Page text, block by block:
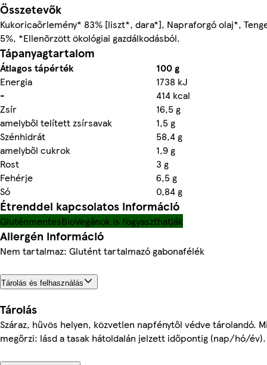
Összetevők
Kukoricaőrlemény* 83% [liszt*, dara*], Napraforgó olaj*,
5%, *Ellenõrzött ökológiai gazdálkodásból.
Tápanyagtartalom
Átlagos tápérték
100 g
Energia
1738 kJ
-
414 kcal
Zsír
16,5 g
amelyből telített zsírsavak
1,5 g
Szénhidrát
58,4 g
amelyből cukrok
1,9 g
Rost
3 g
Fehérje
6,5 g
Só
0,84 g
Étrenddel kapcsolatos információ
GluténmentesBioVegánok is fogyaszthatják
Allergén információ
Nem tartalmaz: Glutént tartalmazó gabonafélék
Tárolás és felhasználás
Tárolás
Száraz, hűvös helyen, közvetlen napfénytől védve tárolandó.
megőrzi: lásd a tasak hátoldalán jelzett időpontig (nap/hó/év).